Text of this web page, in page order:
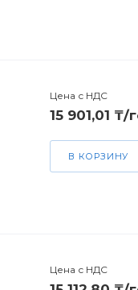
Цена с НДС
15 901,01 ₸/
В КОРЗИНУ
Цена с НДС